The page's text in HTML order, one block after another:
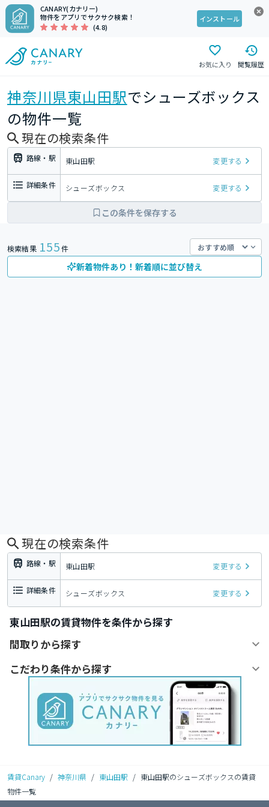
CANARY(カナリー)
物件をアプリでサクサク検索！
(4.8)
インストール
お気に入り 閲覧履歴
神奈川県東山田駅でシューズボックス
の物件一覧
現在の検索条件
路線・駅 東山田駅 変更する
詳細条件 シューズボックス 変更する
この条件を保存する
検索結果 155件
新着物件あり！新着順に並び替え
現在の検索条件
路線・駅 東山田駅 変更する
詳細条件 シューズボックス 変更する
東山田駅の賃貸物件を条件から探す
間取りから探す
こだわり条件から探す
賃貸Canary / 神奈川県 / 東山田駅 / 東山田駅のシューズボックスの賃貸
物件一覧